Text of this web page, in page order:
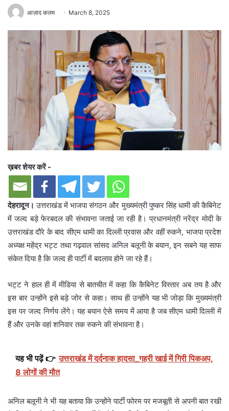
आज़ाद कलम March 8, 2025
ख़बर शेयर करें -
देहरादून। उत्तराखंड में भाजपा संगठन और मुख्यमंत्री पुष्कर सिंह धामी की कैबिनेट
में जल्द बड़े फेरबदल की संभावना जताई जा रही है। प्रधानमंत्री नरेंद्र मोदी के
उत्तराखंड दौरे के बाद सीएम धामी का दिल्ली प्रवास और वहीं रुकने, भाजपा प्रदेश
अध्यक्ष महेंद्र भट्ट तथा गढ़वाल सांसद अनिल बलूनी के बयान, इन सबने यह साफ
संकेत दिया है कि जल्द ही पार्टी में बदलाव होने जा रहे हैं।
भट्ट ने हाल ही में मीडिया से बातचीत में कहा कि कैबिनेट विस्तार अब तय है और
इस बार उन्होंने इसे बड़े जोर से कहा। साथ ही उन्होंने यह भी जोड़ा कि मुख्यमंत्री
इस पर जल्द निर्णय लेंगे। यह बयान ऐसे समय में आया है जब सीएम धामी दिल्ली में
हैं और उनके वहां शनिवार तक रुकने की संभावना है।
यह भी पढ़ें 👉 उत्तराखंड में दर्दनाक हादसा_गहरी खाई में गिरी पिकअप,
8 लोगों की मौत
अनिल बलूनी ने भी यह बताया कि उन्होंने पार्टी फोरम पर मजबूती से अपनी बात रखी